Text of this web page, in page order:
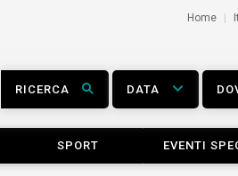
Home
RICERCA DATA
SPORT EVENTI